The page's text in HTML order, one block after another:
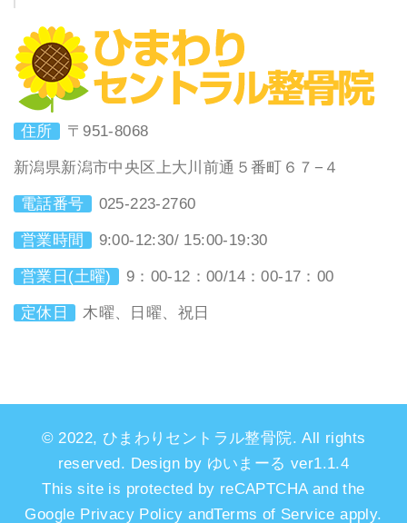
住所 〒951-8068
新潟県新潟市中央区上大川前通５番町６７−４
電話番号 025-223-2760
営業時間 9:00-12:30/ 15:00-19:30
営業日(土曜) 9：00-12：00/14：00-17：00
定休日 木曜、日曜、祝日
© 2022, ひまわりセントラル整骨院. All rights
reserved. Design by ゆいまーる ver1.1.4
This site is protected by reCAPTCHA and the
Google Privacy Policy andTerms of Service apply.